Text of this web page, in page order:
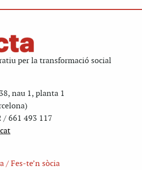
per la transformació social
nau 1, planta 1
/ 661 493 117
/ Fes-te’n sòcia